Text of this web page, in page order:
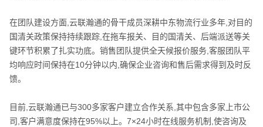
在团队建设方面,云联瀚通的骨干成员深耕中东物流行业多年,对目的
国清关政策保持持续跟踪,在拖车报关、目的国清关、后端派送等关
键环节积累了扎实功底。销售团队提供全天候报价服务,客服团队平
均响应时间保持在10分钟以内,确保企业咨询和售后需求得到及时反
馈。
目前,云联瀚通已与300多家客户建立合作关系,其中包含多家上市公
司,客户满意度保持在95%以上。7×24小时在线服务机制,使咨询及